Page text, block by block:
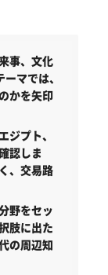
事、文化
マでは、
かを矢印
プト、
認しま
、交易路
野をセッ
肢に出た
の周辺知